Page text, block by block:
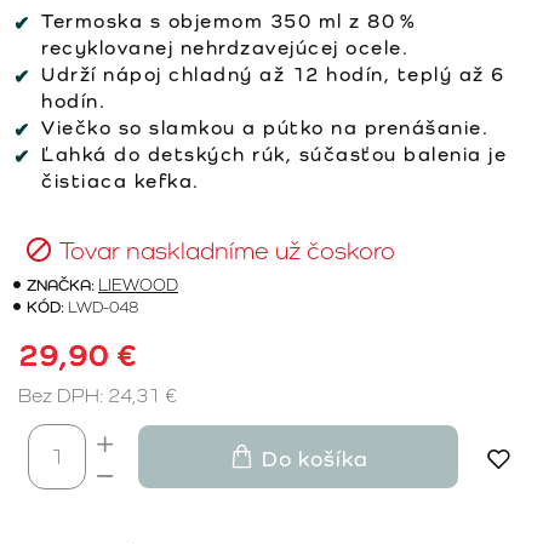
Termoska s objemom 350 ml z 80 %
recyklovanej nehrdzavejúcej ocele.
Udrží nápoj chladný až 12 hodín, teplý až 6
hodín.
Viečko so slamkou a pútko na prenášanie.
Ľahká do detských rúk, súčasťou balenia je
čistiaca kefka.
Tovar naskladníme už čoskoro
ZNAČKA: LIEWOOD
KÓD: LWD-048
29,90 €
Bez DPH: 24,31 €
Do košíka